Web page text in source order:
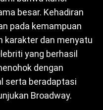
besar. Kehadiran
pada kemampuan
karakter dan menyatu
yang berhasil
dengan
serta beradaptasi
Broadway.